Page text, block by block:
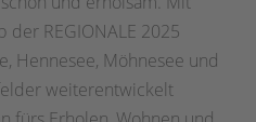
REGIONALE 2025
Hennesee, Möhnesee und
weiterentwickelt